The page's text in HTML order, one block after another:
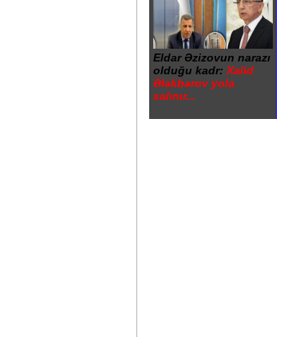
Eldar Əzizovun narazı
olduğu kadr: Xalid
Ələkbərov yola
salınır...